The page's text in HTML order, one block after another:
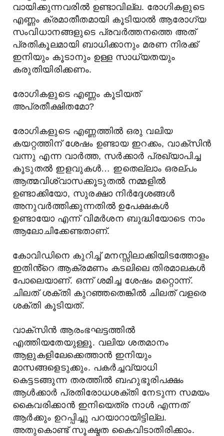
വായിക്കുന്നവരിൽ ഉണ്ടാവില്ല. രോഗികളുടെ
എണ്ണം ക്രമാതീതമായി കൂടിയാൽ ആരോഗ്യ
സംവിധാനങ്ങളുടെ പ്രവർത്തനത്തെ അത്
പ്രതികൂലമായി ബാധിക്കാനും മരണ നിരക്ക്
ഇനിയും കൂടാനും ഉള്ള സാധ്യതയും
കരുതിയിരിക്കണം.
രോഗികളുടെ എണ്ണം കൂടിയത്
അപ്രതീക്ഷിതമോ?
രോഗികളുടെ എണ്ണത്തിൽ ഒരു വലിയ
കയറ്റത്തിന് ശേഷം ഉണ്ടായ ഇറക്കം, വാക്സിൻ
വന്നു എന്ന വാർത്ത, സർക്കാർ പ്രഖ്യാപിച്ച
കൂടുതൽ ഇളവുകൾ… ഇതെല്ലാം ഒരല്പം
ആത്മവിശ്വാസക്കൂടുതൽ നമ്മളിൽ
ഉണ്ടാക്കിയോ, സുരക്ഷാ നിർദ്ദേശങ്ങൾ
അനുവർത്തിക്കുന്നതിൽ ഉപേക്ഷകൾ
ഉണ്ടായോ എന്ന് വിമർശന ബുദ്ധിയോടെ നാം
ആലോചിക്കേണ്ടതാണ്.
കോവിഡിനെ കുറിച്ച് മനസ്സിലാക്കിയിടത്തോളം
ഇതിൻ്റെ ആക്രമണം കടലിലെ തിരമാലകൾ
പോലെയാണ്. ഒന്ന് ശമിച്ച ശേഷം മറ്റൊന്ന്.
ചിലത് ശക്തി കുറഞ്ഞതെങ്കിൽ ചിലത് വളരെ
ശക്തി കൂടിയത്.
വാക്സിൻ ആരംഭഘട്ടത്തിൽ
എത്തിയതേയുള്ളൂ. വലിയ ശതമാനം
ആളുകളിലേക്കെത്താൻ ഇനിയും
മാസങ്ങളെടുക്കും. പകർച്ചവ്യാധി
കെട്ടടങ്ങുന്ന തരത്തിൽ ബഹുഭൂരിപക്ഷം
ആൾക്കാർ പ്രതിരോധശക്തി നേടുന്ന സമയം
കൈവരിക്കാൻ ഇനിയെത്ര നാൾ എന്നത്
ആർക്കും ഉറപ്പിച്ചു പറയാറായിട്ടില്ല.
അതുകൊണ്ട് സൂക്ഷ്മത കൈവിടാതിരിക്കാം.